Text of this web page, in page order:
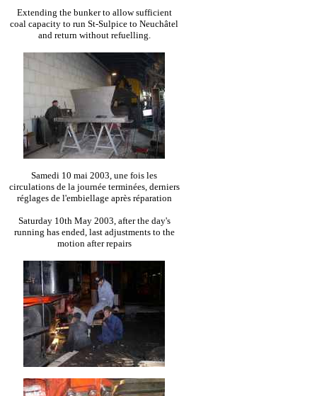
Extending the bunker to allow sufficient
coal capacity to run St-Sulpice to Neuchâtel
and return without refuelling.
Samedi 10 mai 2003, une fois les
circulations de la journée terminées, derniers
réglages de l'embiellage après réparation
Saturday 10th May 2003, after the day's
running has ended, last adjustments to the
motion after repairs